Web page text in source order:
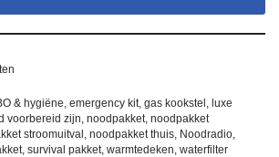
& hygiëne, emergency kit, gas kookstel, luxe
voorbereid zijn, noodpakket, noodpakket
stroomuitval, noodpakket thuis, Noodradio,
, survival pakket, warmtedeken, waterfilter